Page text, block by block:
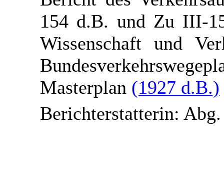
154 d.B. und Zu III-
Wissenschaft und
Masterplan (1927 d.B.)
Berichterstatterin: